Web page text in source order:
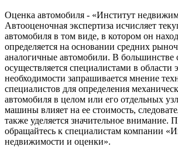
Оценка автомобиля - «Институт
Автооценочная экспертиза исчисляет
автомобиля в том виде, в котором он
определяется на основании средних
аналогичные автомобили. В большинстве
осуществляется специалистами в области
необходимости запрашивается мнение
специалистов для определения
автомобиля в целом или его отдельных
машины влияет на ее стоимость,
также уделяется значительное внимание.
обращайтесь к специалистам компании
недвижимости и оценки».